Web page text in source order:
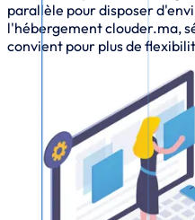
parallèle pour disposer
l'hébergement clouder.ma,
convient pour plus de